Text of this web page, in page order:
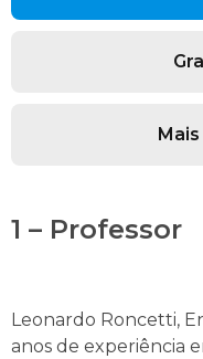
1 – Professor
Leonardo Roncetti,
anos de experiência